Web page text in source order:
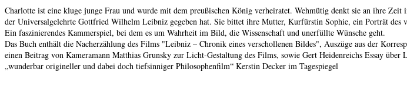
Charlotte ist eine kluge junge Frau und wurde mit dem preußischen König verheiratet. Wehmütig denkt sie an ihre
der Universalgelehrte Gottfried Wilhelm Leibniz gegeben hat. Sie bittet ihre Mutter, Kurfürstin Sophie, ein Porträt
Ein faszinierendes Kammerspiel, bei dem es um Wahrheit im Bild, die Wissenschaft und unerfüllte Wünsche geht.
Das Buch enthält die Nacherzählung des Films "Leibniz – Chronik eines verschollenen Bildes", Auszüge aus der
einen Beitrag von Kameramann Matthias Grunsky zur Licht-Gestaltung des Films, sowie Gert Heidenreichs Essay
„wunderbar origineller und dabei doch tiefsinniger Philosophenfilm“ Kerstin Decker im Tagespiegel